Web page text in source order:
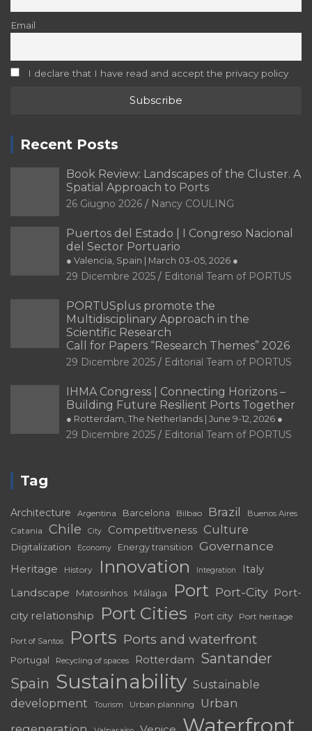
Email
I declare that I have read and accept the privacy policy
Recent Posts
Book Review: Landscapes of the Cluster. A
Spatial Approach to Ports
26 Giugno 2026 Nancy COULING
Puertos del Estado | I Congreso Nacional
del Sector Portuario
● Valencia, Spain | March 03-05, 2026 ●
29 Dicembre 2025 Editorial Team of PORTUS
PORTUSplus promote the
Multidisciplinary Approach in the
Scientific Research
Call for Papers “Research Themes” 2026
29 Dicembre 2025 Editorial Team of PORTUS
IHMA Congress | Connecting Horizons –
Building Future Resilient Ports Together
● Rotterdam, The Netherlands | June 9-12, 2026 ●
29 Dicembre 2025 Editorial Team of PORTUS
Tag
Architecture Argentina Barcelona Bilbao Brazil Buenos Aires
Catania Chile City Competitiveness Culture
Digitalization Economy Energy transition Governance
Heritage History Innovation Integration Italy
Landscape Matosinhos Málaga Port Port-City Port-
city relationship
Port Cities Port city Port heritage
Port of Santos Ports Ports and waterfront
Portugal Recycling of spaces Rotterdam Santander
Spain Sustainability Sustainable
development
Tourism Urban planning
Urban
Waterfront